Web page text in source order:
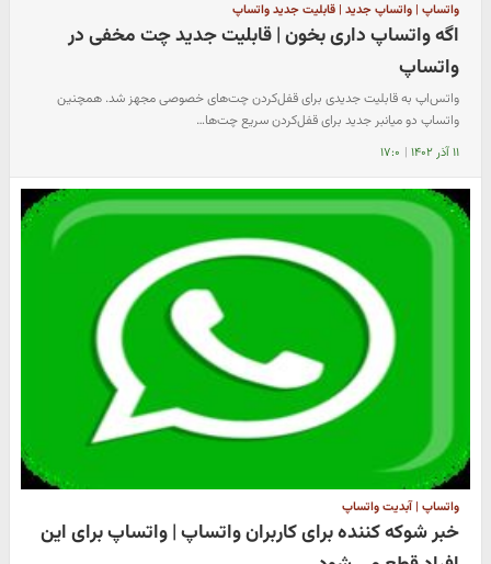
واتساپ | واتساپ جدید | قابلیت جدید واتساپ
اگه واتساپ داری بخون | قابلیت جدید چت مخفی در
واتساپ
واتس‌اپ به قابلیت جدیدی برای قفل‌کردن چت‌های خصوصی مجهز شد. همچنین
واتساپ دو میانبر جدید برای قفل‌کردن سریع چت‌ها…
۱۱ آذر ۱۴۰۲ | ۱۷:۰
واتساپ | آبدیت واتساپ
خبر شوکه کننده برای کاربران واتساپ | واتساپ برای این